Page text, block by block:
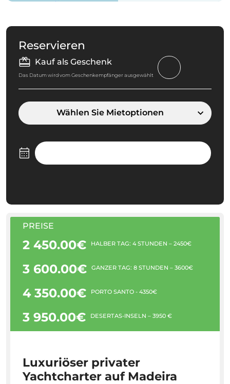
Reservieren
Kauf als Geschenk
Das Datum wird vom Geschenkempfänger ausgewählt
Wählen Sie Mietoptionen
PREISE
2 450.00€ HALBER TAG: 4 STUNDEN – 2450€
3 600.00€ GANZER TAG: 8 STUNDEN – 3600€
4 350.00€ PORTO SANTO - 4350€
3 950.00€ DESERTAS-INSELN – 3950 €
Luxuriöser privater
Yachtcharter auf Madeira